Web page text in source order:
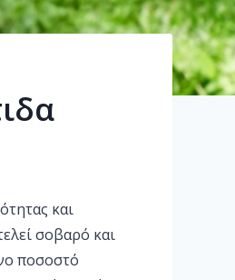
και
σοβαρό και
ποσοστό